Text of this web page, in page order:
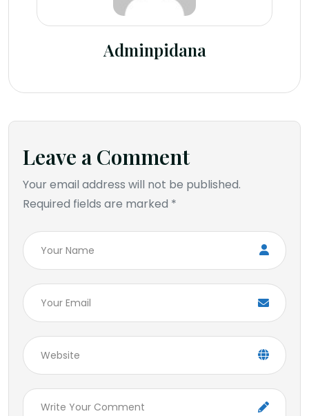
Adminpidana
Leave a Comment
Your email address will not be published.
Required fields are marked *